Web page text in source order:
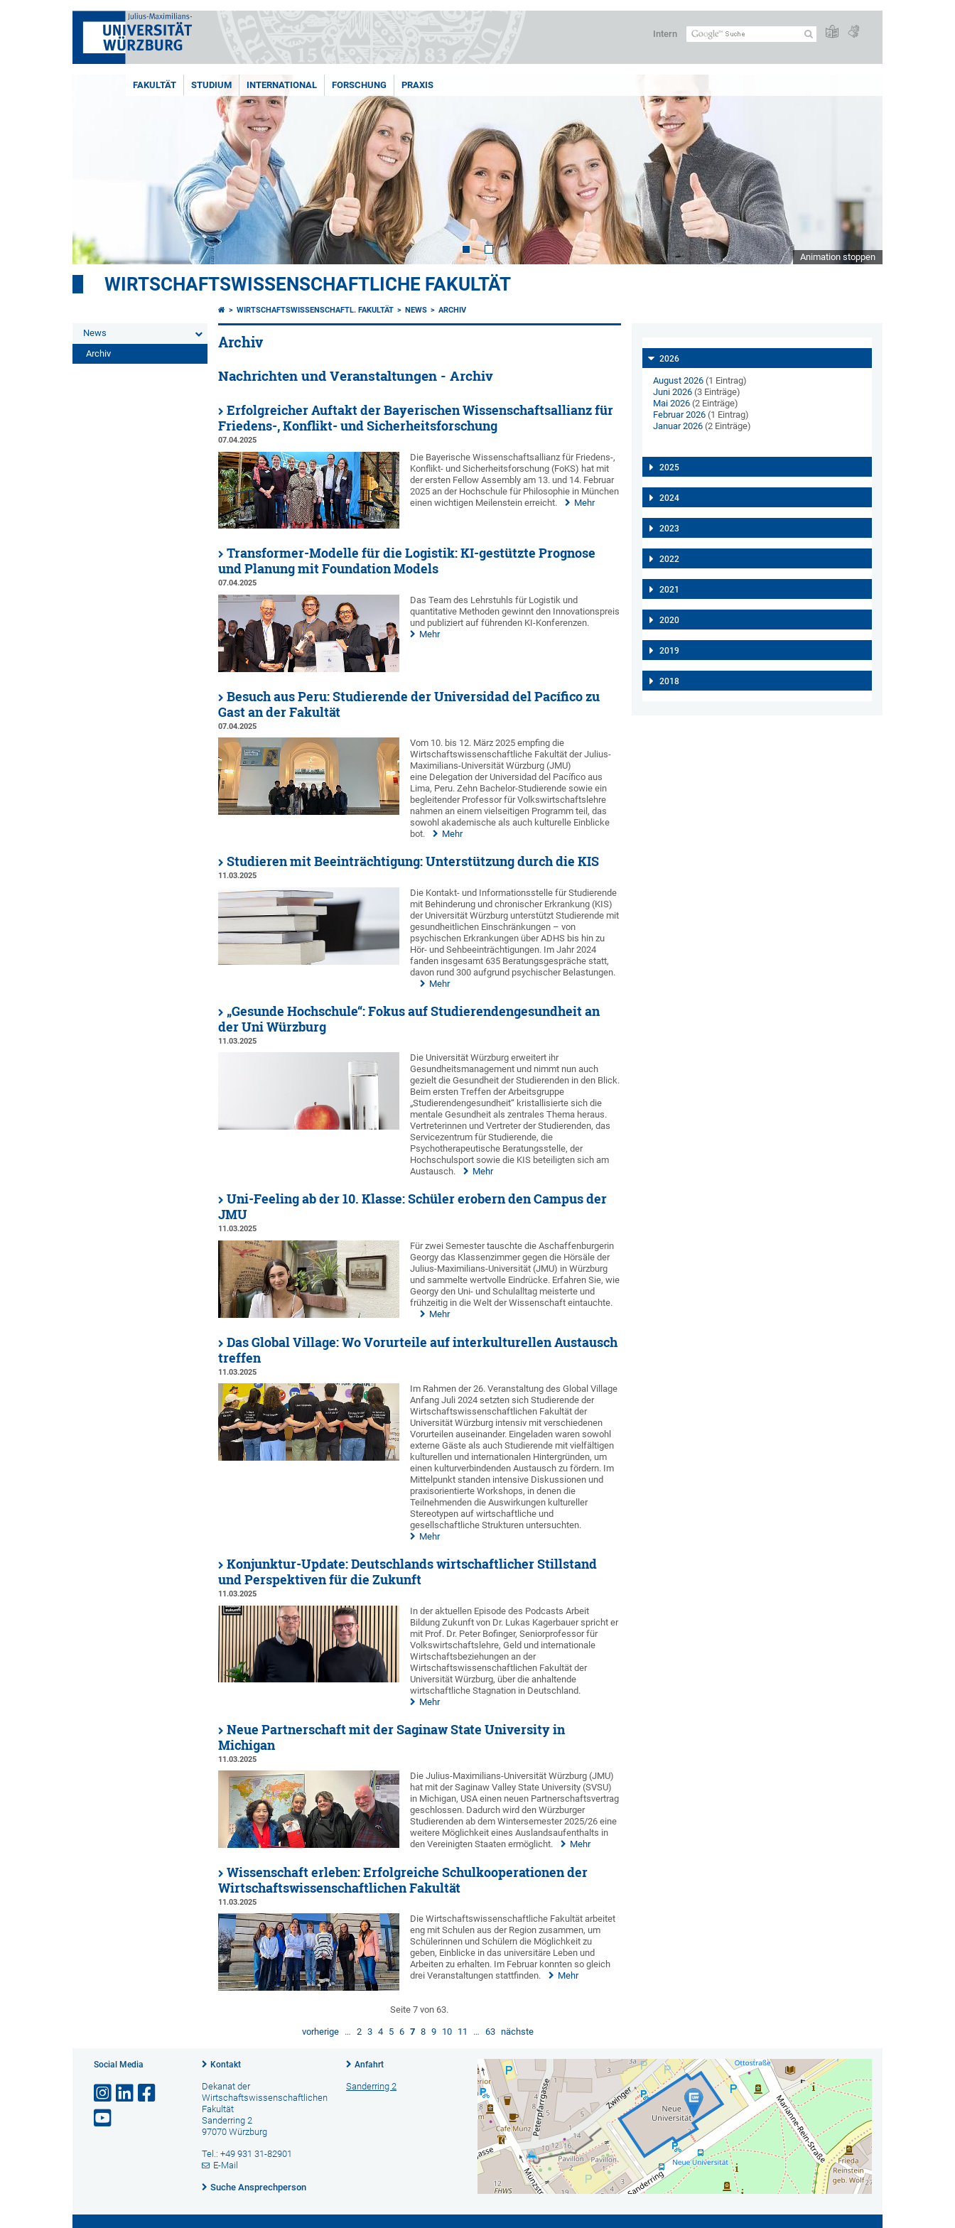
Intern
FAKULTÄT STUDIUM INTERNATIONAL FORSCHUNG PRAXIS
Animation stoppen
WIRTSCHAFTSWISSENSCHAFTLICHE FAKULTÄT
News
Archiv
WIRTSCHAFTSWISSENSCHAFTL. FAKULTÄT NEWS ARCHIV
Archiv
Nachrichten und Veranstaltungen - Archiv
Erfolgreicher Auftakt der Bayerischen Wissenschaftsallianz für
Friedens-, Konflikt- und Sicherheitsforschung
07.04.2025
Die Bayerische Wissenschaftsallianz für Friedens-,
Konflikt- und Sicherheitsforschung (FoKS) hat mit
der ersten Fellow Assembly am 13. und 14. Februar
2025 an der Hochschule für Philosophie in München
einen wichtigen Meilenstein erreicht.
Mehr
Transformer-Modelle für die Logistik: KI-gestützte Prognose
und Planung mit Foundation Models
07.04.2025
Das Team des Lehrstuhls für Logistik und
quantitative Methoden gewinnt den Innovationspreis
und publiziert auf führenden KI-Konferenzen.
Mehr
Besuch aus Peru: Studierende der Universidad del Pacífico zu
Gast an der Fakultät
07.04.2025
Vom 10. bis 12. März 2025 empfing die
Wirtschaftswissenschaftliche Fakultät der Julius-
Maximilians-Universität Würzburg (JMU)
eine Delegation der Universidad del Pacífico aus
Lima, Peru. Zehn Bachelor-Studierende sowie ein
begleitender Professor für Volkswirtschaftslehre
nahmen an einem vielseitigen Programm teil, das
sowohl akademische als auch kulturelle Einblicke
bot.
Mehr
Studieren mit Beeinträchtigung: Unterstützung durch die KIS
11.03.2025
Die Kontakt- und Informationsstelle für Studierende
mit Behinderung und chronischer Erkrankung (KIS)
der Universität Würzburg unterstützt Studierende mit
gesundheitlichen Einschränkungen – von
psychischen Erkrankungen über ADHS bis hin zu
Hör- und Sehbeeinträchtigungen. Im Jahr 2024
fanden insgesamt 635 Beratungsgespräche statt,
davon rund 300 aufgrund psychischer Belastungen.
Mehr
„Gesunde Hochschule“: Fokus auf Studierendengesundheit an
der Uni Würzburg
11.03.2025
Die Universität Würzburg erweitert ihr
Gesundheitsmanagement und nimmt nun auch
gezielt die Gesundheit der Studierenden in den Blick.
Beim ersten Treffen der Arbeitsgruppe
„Studierendengesundheit“ kristallisierte sich die
mentale Gesundheit als zentrales Thema heraus.
Vertreterinnen und Vertreter der Studierenden, das
Servicezentrum für Studierende, die
Psychotherapeutische Beratungsstelle, der
Hochschulsport sowie die KIS beteiligten sich am
Austausch.
Mehr
Uni-Feeling ab der 10. Klasse: Schüler erobern den Campus der
JMU
11.03.2025
Für zwei Semester tauschte die Aschaffenburgerin
Georgy das Klassenzimmer gegen die Hörsäle der
Julius-Maximilians-Universität (JMU) in Würzburg
und sammelte wertvolle Eindrücke. Erfahren Sie, wie
Georgy den Uni- und Schulalltag meisterte und
frühzeitig in die Welt der Wissenschaft eintauchte.
Mehr
Das Global Village: Wo Vorurteile auf interkulturellen Austausch
treffen
11.03.2025
Im Rahmen der 26. Veranstaltung des Global Village
Anfang Juli 2024 setzten sich Studierende der
Wirtschaftswissenschaftlichen Fakultät der
Universität Würzburg intensiv mit verschiedenen
Vorurteilen auseinander. Eingeladen waren sowohl
externe Gäste als auch Studierende mit vielfältigen
kulturellen und internationalen Hintergründen, um
einen kulturverbindenden Austausch zu fördern. Im
Mittelpunkt standen intensive Diskussionen und
praxisorientierte Workshops, in denen die
Teilnehmenden die Auswirkungen kultureller
Stereotypen auf wirtschaftliche und
gesellschaftliche Strukturen untersuchten.
Mehr
Konjunktur-Update: Deutschlands wirtschaftlicher Stillstand
und Perspektiven für die Zukunft
11.03.2025
In der aktuellen Episode des Podcasts Arbeit
Bildung Zukunft von Dr. Lukas Kagerbauer spricht er
mit Prof. Dr. Peter Bofinger, Seniorprofessor für
Volkswirtschaftslehre, Geld und internationale
Wirtschaftsbeziehungen an der
Wirtschaftswissenschaftlichen Fakultät der
Universität Würzburg, über die anhaltende
wirtschaftliche Stagnation in Deutschland.
Mehr
Neue Partnerschaft mit der Saginaw State University in
Michigan
11.03.2025
Die Julius-Maximilians-Universität Würzburg (JMU)
hat mit der Saginaw Valley State University (SVSU)
in Michigan, USA einen neuen Partnerschaftsvertrag
geschlossen. Dadurch wird den Würzburger
Studierenden ab dem Wintersemester 2025/26 eine
weitere Möglichkeit eines Auslandsaufenthalts in
den Vereinigten Staaten ermöglicht.
Mehr
Wissenschaft erleben: Erfolgreiche Schulkooperationen der
Wirtschaftswissenschaftlichen Fakultät
11.03.2025
Die Wirtschaftswissenschaftliche Fakultät arbeitet
eng mit Schulen aus der Region zusammen, um
Schülerinnen und Schülern die Möglichkeit zu
geben, Einblicke in das universitäre Leben und
Arbeiten zu erhalten. Im Februar konnten so gleich
drei Veranstaltungen stattfinden.
Mehr
Seite 7 von 63.
vorherige … 2 3 4 5 6 7 8 9 10 11 … 63 nächste
2026
August 2026(1 Eintrag)
Juni 2026(3 Einträge)
Mai 2026(2 Einträge)
Februar 2026(1 Eintrag)
Januar 2026(2 Einträge)
2025
2024
2023
2022
2021
2020
2019
2018
Social Media Kontakt
Dekanat der
Wirtschaftswissenschaftlichen
Fakultät
Sanderring 2
97070 Würzburg
Tel.: +49 931 31-82901
E-Mail
Suche Ansprechperson
Anfahrt
Sanderring 2